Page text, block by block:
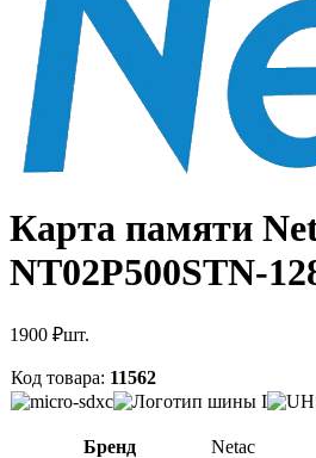
Карта памяти
NT02P500STN-
1900 ₽шт.
Код товара: 11562
Бренд Netac